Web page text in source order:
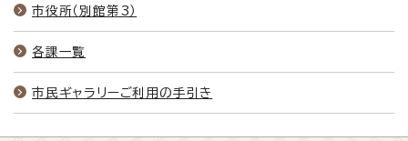
市役所（別館第3）
各課一覧
市民ギャラリーご利用の手引き